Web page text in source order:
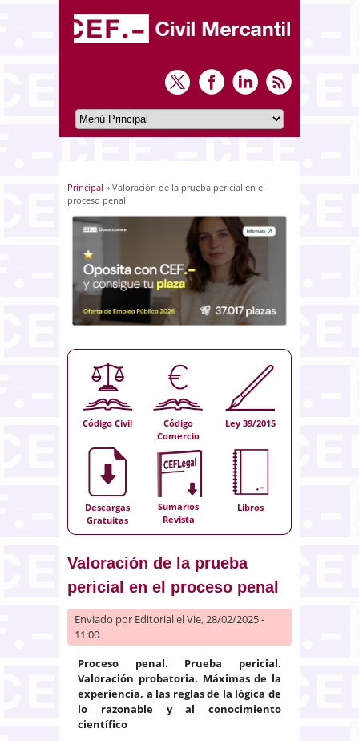
Usted está aquí
Principal » Valoración de la prueba pericial en el
proceso penal
Código Civil
Código
Comercio
Ley 39/2015
Descargas
Gratuitas
Sumarios
Revista
Libros
Valoración de la prueba
pericial en el proceso penal
Enviado por Editorialel Vie, 28/02/2025 -
11:00
Proceso penal. Prueba pericial.
Valoración probatoria. Máximas de la
experiencia, a las reglas de la lógica de
lo razonable y al conocimiento
científico